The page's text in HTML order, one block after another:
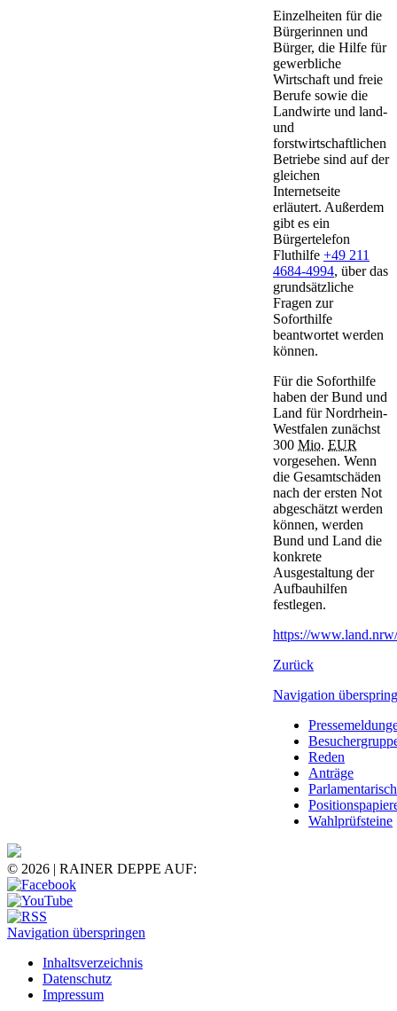
Einzelheiten für die
Bürgerinnen und
Bürger, die Hilfe für
gewerbliche
Wirtschaft und freie
Berufe sowie die
Landwirte und land-
und
forstwirtschaftlichen
Betriebe sind auf der
gleichen
Internetseite
erläutert. Außerdem
gibt es ein
Bürgertelefon
Fluthilfe +49 211
4684-4994, über das
grundsätzliche
Fragen zur
Soforthilfe
beantwortet werden
können.
Für die Soforthilfe
haben der Bund und
Land für Nordrhein-
Westfalen zunächst
300 Mio. EUR
vorgesehen. Wenn
die Gesamtschäden
nach der ersten Not
abgeschätzt werden
können, werden
Bund und Land die
konkrete
Ausgestaltung der
Aufbauhilfen
festlegen.
https://
Zurück
Navigation
Reden
Anträge
Wahlprüfsteine
© 2026 | RAINER DEPPE AUF:
Navigation überspringen
Inhaltsverzeichnis
Datenschutz
Impressum